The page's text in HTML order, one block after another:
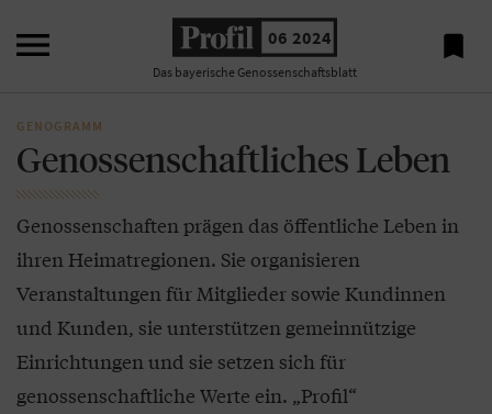
 06 2024
Das bayerische Genossenschaftsblatt

GENOGRAMM
Genossenschaftliches Leben
Genossenschaften prägen das öffentliche Leben in
ihren Heimatregionen. Sie organisieren
Veranstaltungen für Mitglieder sowie Kundinnen
und Kunden, sie unterstützen gemeinnützige
Einrichtungen und sie setzen sich für
genossenschaftliche Werte ein. „Profil“